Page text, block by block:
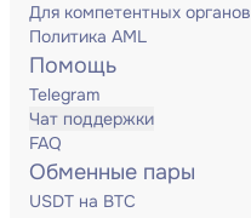
Для компетентных органов
Политика AML
Помощь
Telegram
Чат поддержки
FAQ
Обменные пары
USDT на BTC